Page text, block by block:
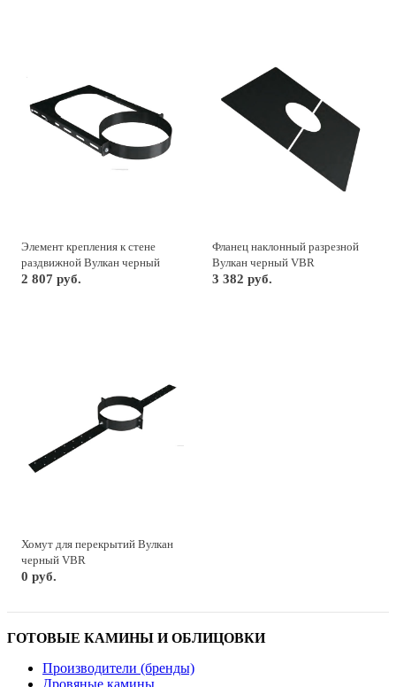
Элемент крепления к стене
раздвижной Вулкан черный
VBR
2 807 руб.
Фланец наклонный разрезной
Вулкан черный VBR
3 382 руб.
Хомут для перекрытий Вулкан
черный VBR
0 руб.
ГОТОВЫЕ КАМИНЫ И ОБЛИЦОВКИ
Производители (бренды)
Дровяные камины